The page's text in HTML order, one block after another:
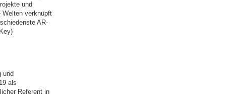
und
Welten verknüpft
AR-
und
als
Referent in